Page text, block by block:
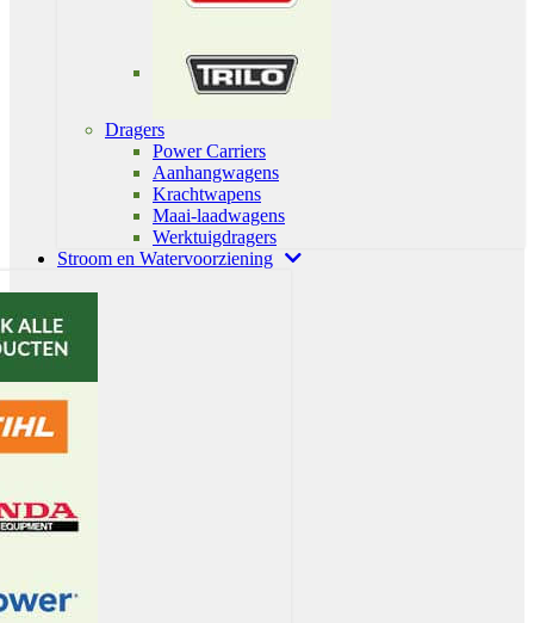
Dragers
Power Carriers
Aanhangwagens
Krachtwapens
Maai-laadwagens
Werktuigdragers
Stroom en Watervoorziening